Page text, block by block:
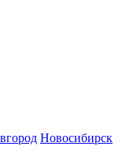
Новосибирск